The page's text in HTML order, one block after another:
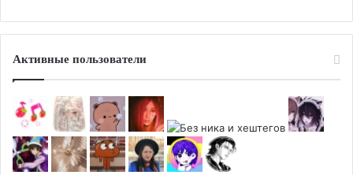
Активные пользователи